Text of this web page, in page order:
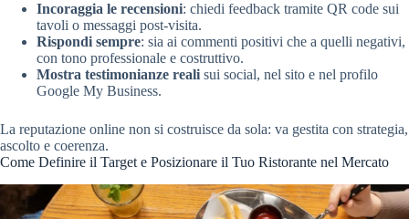
Incoraggia le recensioni: chiedi feedback tramite QR code sui
tavoli o messaggi post-visita.
Rispondi sempre: sia ai commenti positivi che a quelli negativi,
con tono professionale e costruttivo.
Mostra testimonianze reali sui social, nel sito e nel profilo
Google My Business.
La reputazione online non si costruisce da sola: va gestita con strategia,
ascolto e coerenza.
Come Definire il Target e Posizionare il Tuo Ristorante nel Mercato